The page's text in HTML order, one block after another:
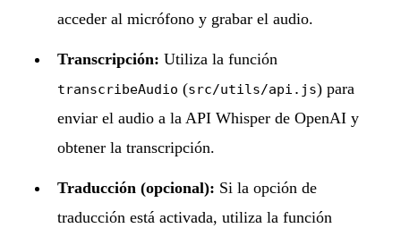
acceder al micrófono y grabar el audio.
Transcripción: Utiliza la función
transcribeAudio (src/utils/api.js) para
enviar el audio a la API Whisper de OpenAI y
obtener la transcripción.
Traducción (opcional): Si la opción de
traducción está activada, utiliza la función